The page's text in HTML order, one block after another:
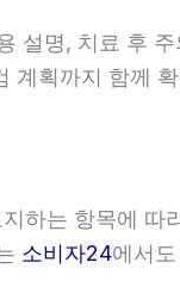
설명, 치료 후
획까지 함께
하는 항목에
소비자24에서